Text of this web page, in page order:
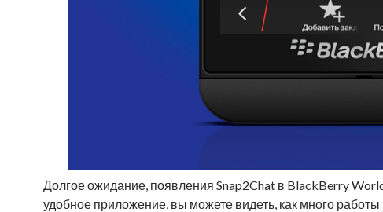
Долгое ожидание, появления Snap2Chat в BlackBerry
удобное приложение, вы можете видеть, как много работы